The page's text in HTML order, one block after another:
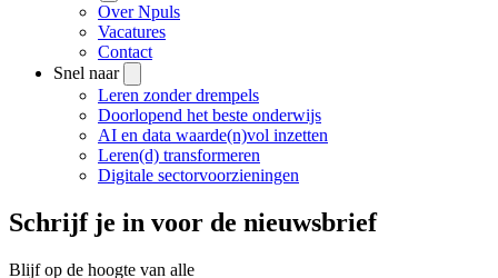
Over Npuls
Vacatures
Contact
Snel naar
Leren zonder drempels
Doorlopend het beste onderwijs
AI en data waarde(n)vol inzetten
Leren(d) transformeren
Digitale sectorvoorzieningen
Schrijf je in voor de nieuwsbrief
Blijf op de hoogte van alle